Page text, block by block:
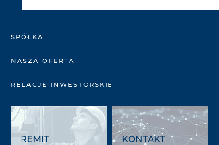
SPÓŁKA
NASZA OFERTA
RELACJE INWESTORSKIE
REMIT KONTAKT